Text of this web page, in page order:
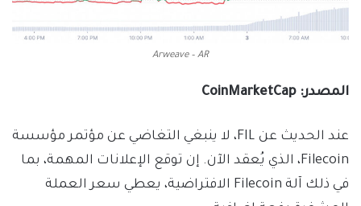
Arweave – AR
المصدر: CoinMarketCap
عند الحديث عن FIL، لا ينبغي التغاضي عن مؤتمر مؤسسة
Filecoin، الذي يُعقد الآن. إن توقع الإعلانات المهمة، بما
في ذلك آلة Filecoin الافتراضية، يعطي سعر العملة